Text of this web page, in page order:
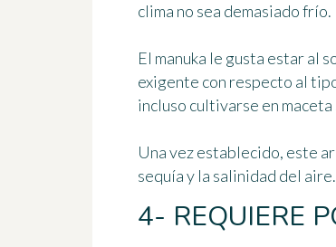
clima no sea demasiado frío.
El manuka le gusta estaral
exigente con respecto al
incluso cultivarse en
Una vez establecido, este
sequía y la salinidad del aire.
4- REQUIERE